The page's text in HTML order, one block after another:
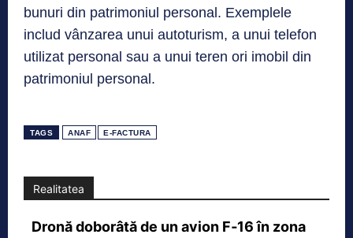
bunuri din patrimoniul personal. Exemplele
includ vânzarea unui autoturism, a unui telefon
utilizat personal sau a unui teren ori imobil din
patrimoniul personal.
TAGS ANAF E-FACTURA
Realitatea
Dronă doborâtă de un avion F‑16 în zona